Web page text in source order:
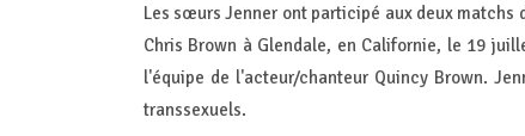
Les sœurs Jenner ont participé aux deux
Chris Brown à Glendale, en Californie, le 19
l'équipe de l'acteur/chanteur Quincy Brown.
transsexuels.